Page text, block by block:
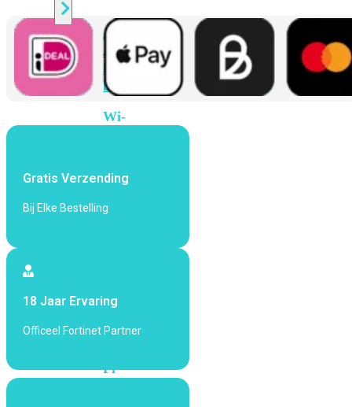
Alle
Access
Points
bekijken
Wi-
Wi-
5
Fi
Fi
Gratis Verzending
Bij Elke Bestelling
18 Jaar Ervaring
Officeel Fortinet Partner